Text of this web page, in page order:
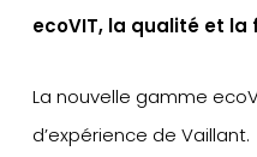
ecoVIT, la qualité et
La nouvelle gamme
d’expérience de Vaillant.